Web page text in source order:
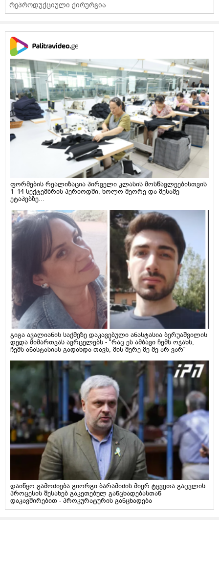
რეპროდუქციული ქირურგია
ფორმების რეალიზაცია პირველი კლასის მოსწავლეებისთვის
1–14 სექტემბრის პერიოდში, ხოლო მეორე და მესამე
ეტაპებზე...
გიგა ავალიანის საქმეზე დაკავებული ანასტასია ბერუაშვილის
დედა მიმართვას ავრცელებს - "რაც ეს ამბავი ჩემს ოჯახს,
ჩემს ანასტასიას გადახდა თავს, მის მერე მე მე არ ვარ"
დაიწყო გამოძიება გიორგი ბარამიძის მიერ ტყვეთა გაცვლის
პროცესის შესახებ გაკეთებულ განცხადებასთან
დაკავშირებით - პროკურატურის განცხადება